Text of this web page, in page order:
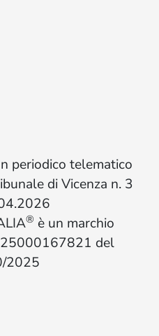
periodico telematico
di Vicenza n. 3
® è un marchio
del
2025